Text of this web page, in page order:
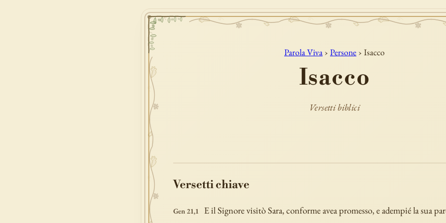
Parola Viva › Persone › Isacco
Isacco
Versetti biblici
Versetti chiave
Gen 21,1 E il Signore visitò Sara, conforme avea promesso, e adempié la sua